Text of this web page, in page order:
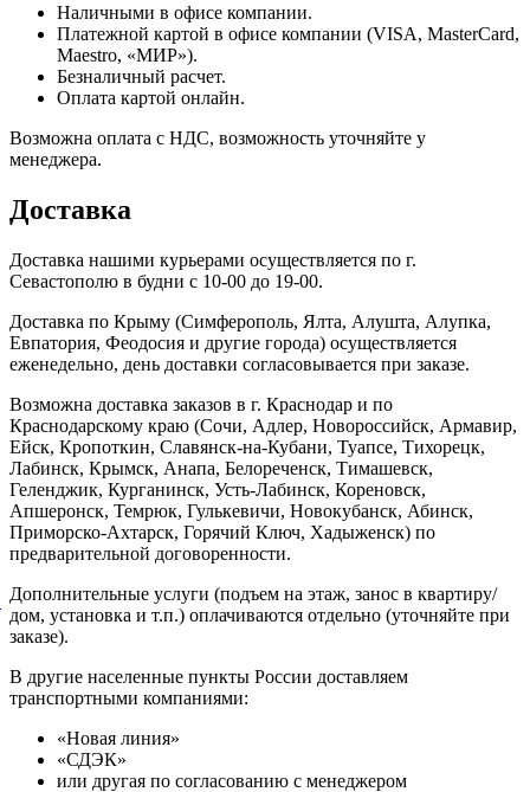
Наличными в офисе компании.
Платежной картой в офисе компании (VISA, MasterCard,
Maestro, «МИР»).
Безналичный расчет.
Оплата картой онлайн.
Возможна оплата с НДС, возможность уточняйте у
менеджера.
Доставка
Доставка нашими курьерами осуществляется по г.
Севастополю в будни с 10-00 до 19-00.
Доставка по Крыму (Симферополь, Ялта, Алушта, Алупка,
Евпатория, Феодосия и другие города) осуществляется
еженедельно, день доставки согласовывается при заказе.
Возможна доставка заказов в г. Краснодар и по
Краснодарскому краю (Сочи, Адлер, Новороссийск, Армавир,
Ейск, Кропоткин, Славянск-на-Кубани, Туапсе, Тихорецк,
Лабинск, Крымск, Анапа, Белореченск, Тимашевск,
Геленджик, Курганинск, Усть-Лабинск, Кореновск,
Апшеронск, Темрюк, Гулькевичи, Новокубанск, Абинск,
Приморско-Ахтарск, Горячий Ключ, Хадыженск) по
предварительной договоренности.
Дополнительные услуги (подъем на этаж, занос в квартиру/
дом, установка и т.п.) оплачиваются отдельно (уточняйте при
заказе).
В другие населенные пункты России доставляем
транспортными компаниями:
«Новая линия»
«СДЭК»
или другая по согласованию с менеджером